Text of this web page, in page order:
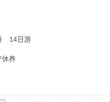
14日游
休养